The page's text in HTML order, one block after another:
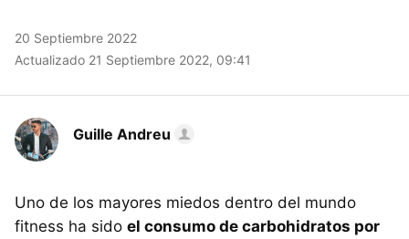
20 Septiembre 2022
Actualizado 21 Septiembre 2022, 09:41
Guille Andreu
Uno de los mayores miedos dentro del mundo
fitness ha sido el consumo de carbohidratos por